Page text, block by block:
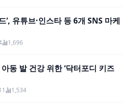
’, 유튜브·인스타 등 6개 SNS 마케
1,696
동 발 건강 위한 ‘닥터포디 키즈
1,534